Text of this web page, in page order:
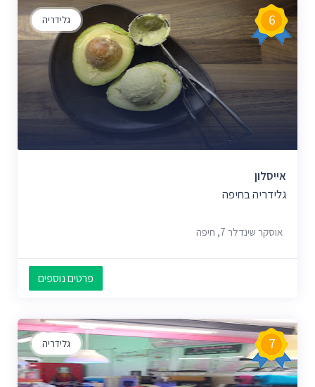
גלידריה 6
אייסלון
גלידריה בחיפה
אוסקר שינדלר 7, חיפה
פרטים נוספים
גלידריה 7